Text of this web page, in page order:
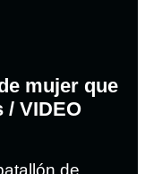
mujer que
/ VIDEO